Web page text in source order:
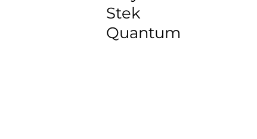
Stek
Quantum